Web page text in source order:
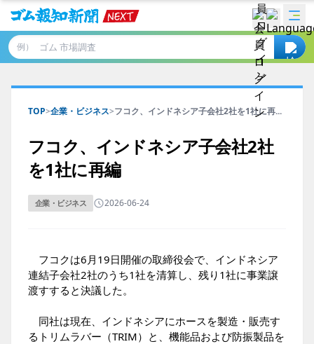
例）
TOP>企業・ビジネス>フコク、インドネシア子会社2社を1社に再...
フコク、インドネシア子会社2社
を1社に再編
企業・ビジネス 2026-06-24
フコクは6月19日開催の取締役会で、インドネシア
連結子会社2社のうち1社を清算し、残り1社に事業譲
渡すすると決議した。
同社は現在、インドネシアにホースを製造・販売す
るトリムラバー（TRIM）と、機能品および防振製品を